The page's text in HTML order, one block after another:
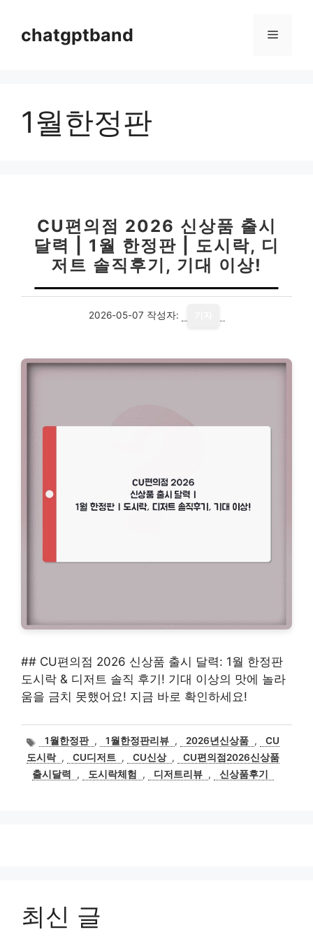
chatgptband 메
1월한정판
CU편의점 2026 신상품 출시
달력 | 1월 한정판 | 도시락, 디
저트 솔직후기, 기대 이상!
2026-05-07 작성자:
## CU편의점 2026 신상품 출시 달력: 1월 한정판
도시락 & 디저트 솔직 후기! 기대 이상의 맛에 놀라
움을 금치 못했어요! 지금 바로 확인하세요!
태
그
1월한정판 , 1월한정판리뷰 , 2026년신상품 ,
CU
도시락 , CU디저트 , CU신상 ,
CU편의점2026신상품
출시달력
, 도시락체험 , 디저트리뷰 , 신상품후기
최신 글